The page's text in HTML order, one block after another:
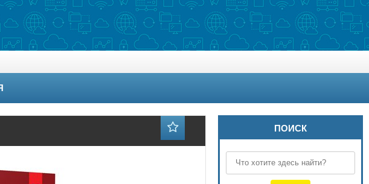
ПОИСК